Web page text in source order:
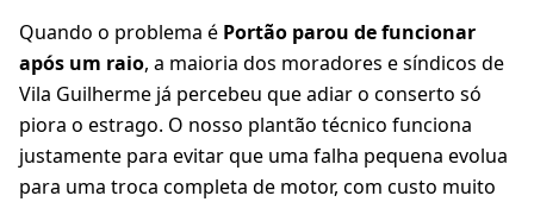
Quando o problema é Portão parou de funcionar
após um raio, a maioria dos moradores e síndicos de
Vila Guilherme já percebeu que adiar o conserto só
piora o estrago. O nosso plantão técnico funciona
justamente para evitar que uma falha pequena evolua
para uma troca completa de motor, com custo muito